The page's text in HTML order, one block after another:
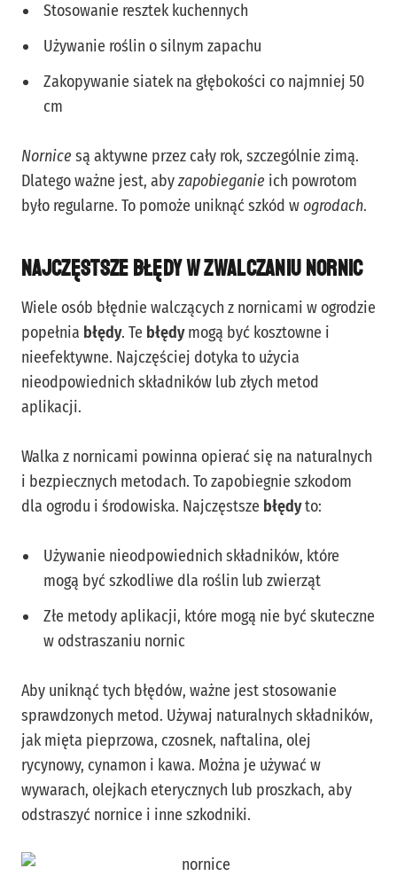
Stosowanie resztek kuchennych
Używanie roślin o silnym zapachu
Zakopywanie siatek na głębokości co najmniej 50
cm
Nornice są aktywne przez cały rok, szczególnie zimą.
Dlatego ważne jest, abyzapobieganie ich powrotom
było regularne. To pomoże uniknąć szkód wogrodach.
Najczęstsze błędy w zwalczaniu nornic
Wiele osób błędnie walczących z nornicami w ogrodzie
popełnia błędy. Te błędymogą być kosztowne i
nieefektywne. Najczęściej dotyka to użycia
nieodpowiednich składników lub złych metod
aplikacji.
Walka z nornicami powinna opierać się na naturalnych
i bezpiecznych metodach. To zapobiegnie szkodom
dla ogrodu i środowiska. Najczęstsze błędyto:
Używanie nieodpowiednich składników, które
mogą być szkodliwe dla roślin lub zwierząt
Złe metody aplikacji, które mogą nie być skuteczne
w odstraszaniu nornic
Aby uniknąć tych błędów, ważne jest stosowanie
sprawdzonych metod. Używaj naturalnych składników,
jak mięta pieprzowa, czosnek, naftalina, olej
rycynowy, cynamon i kawa. Można je używać w
wywarach, olejkach eterycznych lub proszkach, aby
odstraszyć nornice i inne szkodniki.